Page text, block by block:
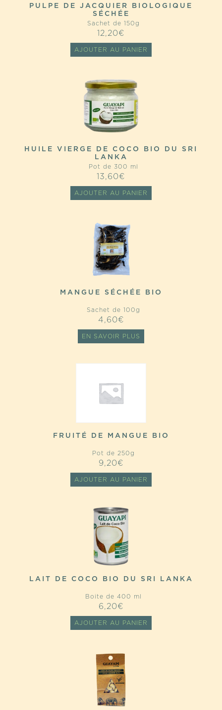
PULPE DE JACQUIER BIOLOGIQUE
SÉCHÉE
Sachet de 150g
12,20€
AJOUTER AU PANIER
HUILE VIERGE DE COCO BIO DU SRI
LANKA
Pot de 300 ml
13,60€
AJOUTER AU PANIER
MANGUE SÉCHÉE BIO
Sachet de 100g
4,60€
EN SAVOIR PLUS
FRUITÉ DE MANGUE BIO
Pot de 250g
9,20€
AJOUTER AU PANIER
LAIT DE COCO BIO DU SRI LANKA
Boite de 400 ml
6,20€
AJOUTER AU PANIER